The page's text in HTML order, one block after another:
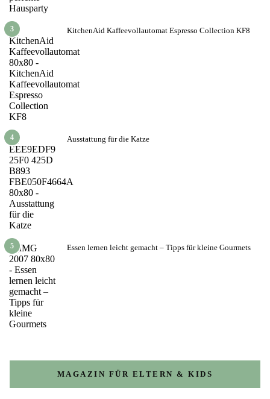
3 KitchenAid Kaffeevollautomat Espresso Collection KF8
4 Ausstattung für die Katze
5 Essen lernen leicht gemacht – Tipps für kleine Gourmets
MAGAZIN FÜR ELTERN & KIDS